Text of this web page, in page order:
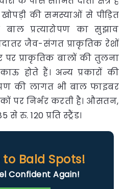
की समस्याओं से पीड़ित
प्रत्यारोपण का सुझाव
जैव-संगत प्राकृतिक रेशों
प्राकृतिक बालों की तुलना
होते हैं। अन्य प्रकारों की
की लागत भी बाल फाइबर
पर निर्भर करती है। औसतन,
120 प्रति स्ट्रैंड।
Bald Spots!
Confident Again!